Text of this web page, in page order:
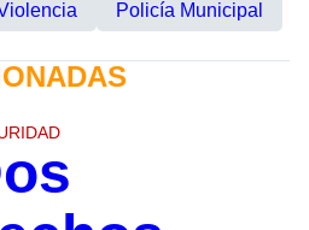
Policía Municipal